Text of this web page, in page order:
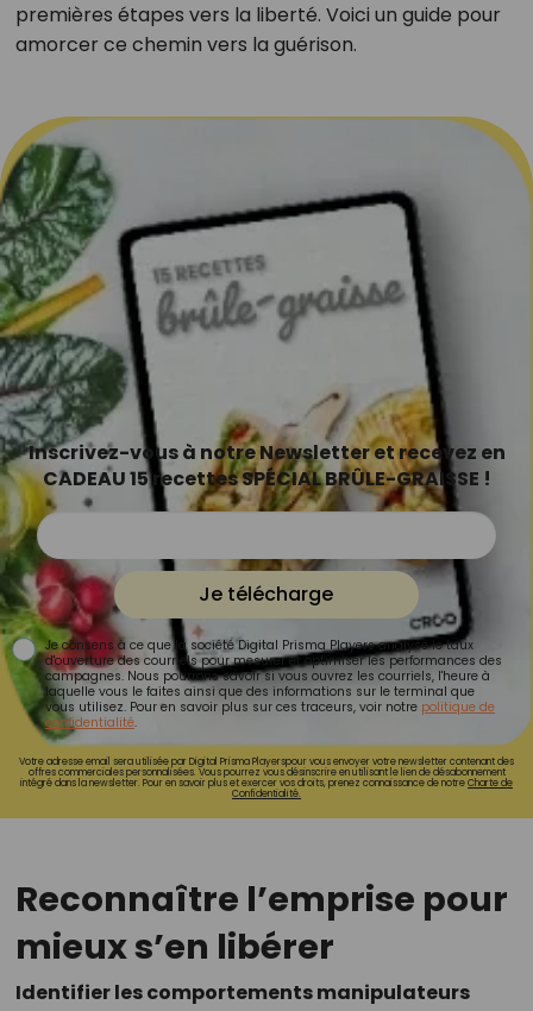
premières étapes vers la liberté. Voici un guide pour
amorcer ce chemin vers la guérison.
Inscrivez-vous à notre Newsletter et recevez en
CADEAU 15 recettes SPÉCIAL BRÛLE-GRAISSE !
Je télécharge
Je consens à ce que la société Digital Prisma Players analyse le taux
d'ouverture des courriels pour mesurer et optimiser les performances des
campagnes. Nous pourrons savoir si vous ouvrez les courriels, l'heure à
laquelle vous le faites ainsi que des informations sur le terminal que
vous utilisez. Pour en savoir plus sur ces traceurs, voir notre politique de
confidentialité.
Votre adresse email sera utilisée par Digital Prisma Playerspour vous envoyer votre newsletter contenant des
offres commerciales personnalisées. Vous pourrez vous désinscrire en utilisant le lien de désabonnement
intégré dans la newsletter. Pour en savoir plus et exercer vos droits, prenez connaissance de notreCharte de
Confidentialité.
Reconnaître l’emprise pour
mieux s’en libérer
Identifier les comportements manipulateurs